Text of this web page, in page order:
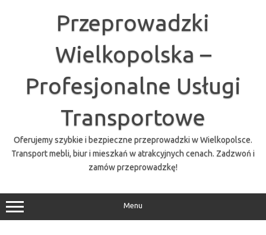
Przeprowadzki
Wielkopolska –
Profesjonalne Usługi
Transportowe
Oferujemy szybkie i bezpieczne przeprowadzki w Wielkopolsce.
Transport mebli, biur i mieszkań w atrakcyjnych cenach. Zadzwoń i
zamów przeprowadzkę!
Menu